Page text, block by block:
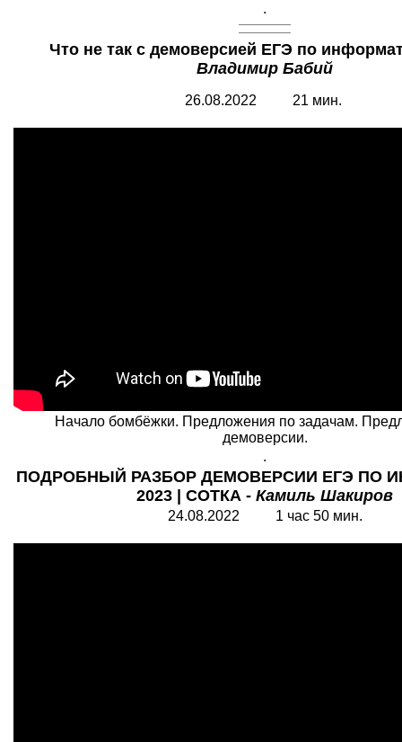
.
Что не так с демоверсией ЕГЭ по
Владимир Бабий
26.08.2022 21 мин.
Начало бомбёжки. Предложения по задачам.
демоверсии.
.
ПОДРОБНЫЙ РАЗБОР ДЕМОВЕРСИИ ЕГЭ ПО
2023 | СОТКА - Камиль Шакиров
24.08.2022 1 час 50 мин.